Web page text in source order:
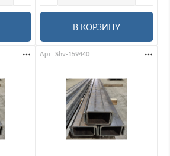
В КОРЗИНУ
Арт. Shv-159440